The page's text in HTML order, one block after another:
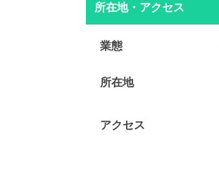
所在地・アクセス
業態
所在地
アクセス